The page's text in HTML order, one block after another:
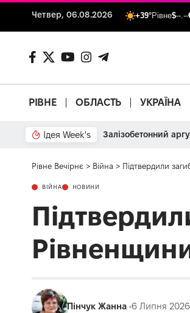
Четвер, 06.08.2026 +39°Рівне$--.--
РІВНЕ ОБЛАСТЬ УКРАЇНА
Ідея Week's Залізобетонний
Рівне Вечірнє > Війна > Підтвердили
ВІЙНА НОВИНИ
Пінчук Жанна 6 Липня